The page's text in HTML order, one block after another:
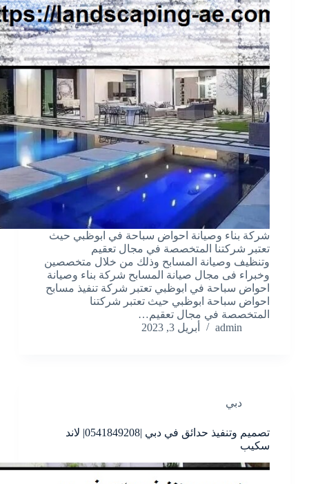
شركة بناء وصيانة احواض سباحة في ابوظبي حيث
تعتبر شركتنا المتخصصة في مجال تعقيم
وتنظيف وصيانة المسابح وذلك من خلال متخصصين
وخبراء فى مجال صيانة المسابح شركة بناء وصيانة
احواض سباحة في ابوظبي تعتبر شركة تنفيذ مسابح
احواض سباحة ابوظبي حيث تعتبر شركتنا
المتخصصة في مجال تعقيم…
admin
أبريل 3, 2023
دبي
تصميم وتنفيذ حدائق في دبي |0541849208| لاند
سكيب